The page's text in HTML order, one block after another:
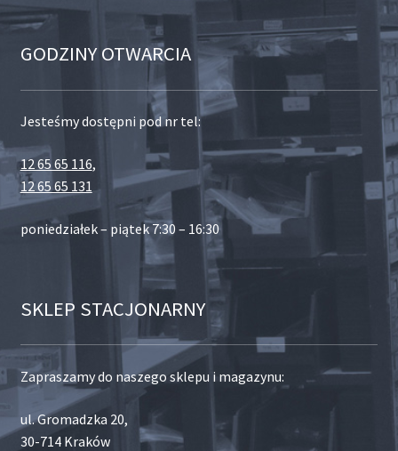
GODZINY OTWARCIA
Jesteśmy dostępni pod nr tel:
12 65 65 116,
12 65 65 131
poniedziałek – piątek 7:30 – 16:30
SKLEP STACJONARNY
Zapraszamy do naszego sklepu i magazynu:
ul. Gromadzka 20,
30-714 Kraków